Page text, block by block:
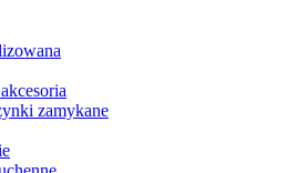
zamykane